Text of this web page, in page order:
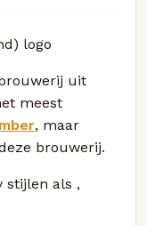
uit
meest
, maar
brouwerij.
stijlen als ,